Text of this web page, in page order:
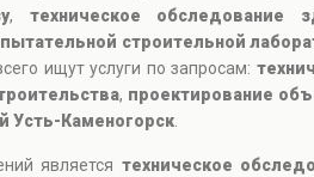
, техническое обследование
строительной
ищут услуги по запросам:
, проектирование
Усть-Каменогорск
является техническое